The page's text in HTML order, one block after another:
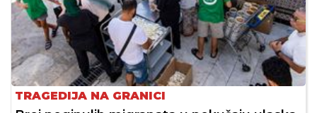
TRAGEDIJA NA GRANICI